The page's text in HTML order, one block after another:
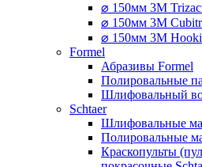
⌀ 150мм 3M
⌀ 150мм 3M
⌀ 150мм 3M
Formel
Абразивы Formel
Полировальные
Шлифовальный
Schtaer
Шлифовальные
Полировальные
Краскопульты